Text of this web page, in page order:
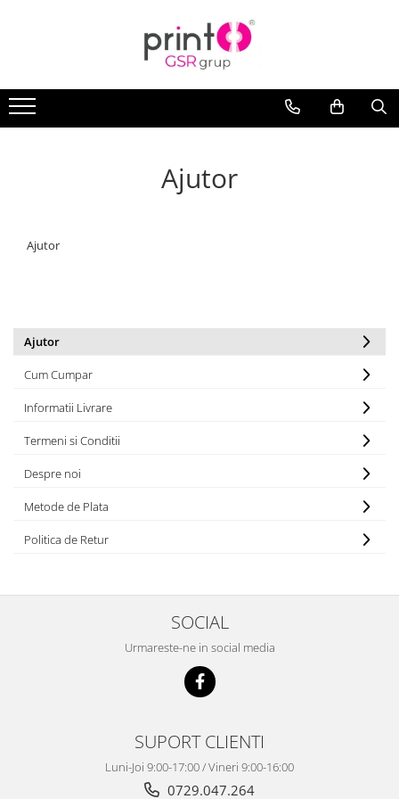
Ajutor
Ajutor
Ajutor
Cum Cumpar
Informatii Livrare
Termeni si Conditii
Despre noi
Metode de Plata
Politica de Retur
SOCIAL
Urmareste-ne in social media
SUPORT CLIENTI
Luni-Joi 9:00-17:00 / Vineri 9:00-16:00
0729.047.264